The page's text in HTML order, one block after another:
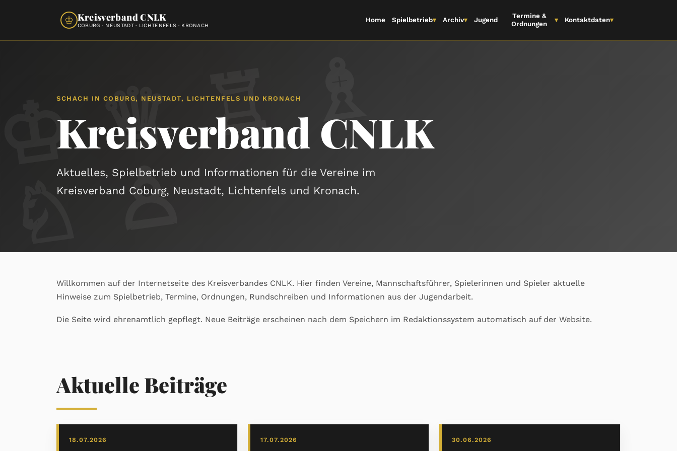
♔ Kreisverband CNLK
COBURG · NEUSTADT · LICHTENFELS · KRONACH
Home Spielbetrieb▾ Archiv▾ Jugend
Termine &
Ordnungen
▾ Kontaktdaten▾
♙
SCHACH IN COBURG, NEUSTADT, LICHTENFELS UND KRONACH
Kreisverband CNLK
Aktuelles, Spielbetrieb und Informationen für die Vereine im
Kreisverband Coburg, Neustadt, Lichtenfels und Kronach.
Willkommen auf der Internetseite des Kreisverbandes CNLK. Hier finden Vereine, Mannschaftsführer, Spielerinnen und Spieler aktuelle
Hinweise zum Spielbetrieb, Termine, Ordnungen, Rundschreiben und Informationen aus der Jugendarbeit.
Die Seite wird ehrenamtlich gepflegt. Neue Beiträge erscheinen nach dem Speichern im Redaktionssystem automatisch auf der Website.
Aktuelle Beiträge
18.07.2026 17.07.2026 30.06.2026